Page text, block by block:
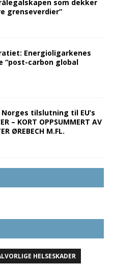
som dekker
grenseverdier”
Energioligarkenes
“post-carbon global
Norges tilslutning til EU’s
– KORT OPPSUMMERT AV
ØREBECH M.FL.
HELSESKADER